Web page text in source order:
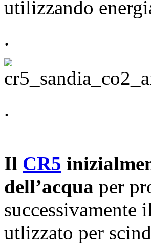
utilizzando
.
.
Il CR5
dell’acqua per
utlizzato per